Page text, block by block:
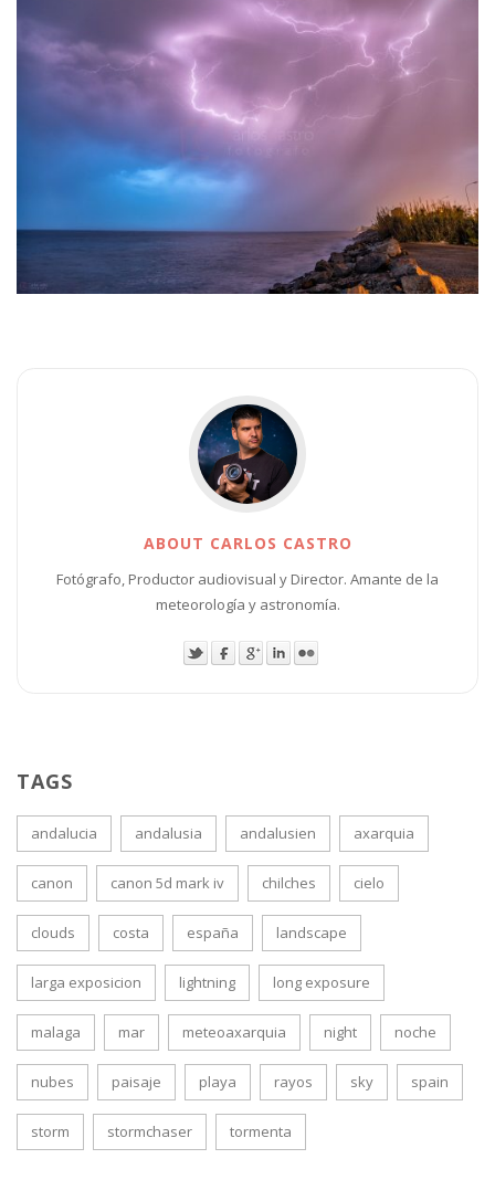
ABOUT CARLOS CASTRO
Fotógrafo, Productor audiovisual y Director. Amante de la
meteorología y astronomía.
TAGS
andalucia andalusia andalusien axarquia
canon canon 5d mark iv chilches cielo
clouds costa españa landscape
larga exposicion lightning long exposure
malaga mar meteoaxarquia night noche
nubes paisaje playa rayos sky spain
storm stormchaser tormenta